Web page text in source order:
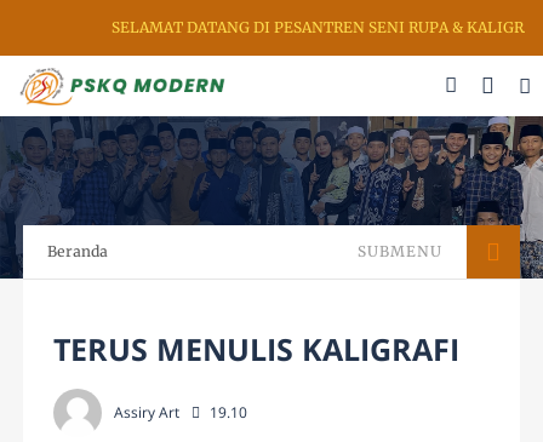
SELAMAT DATANG DI PESANTREN SENI RUPA &
Beranda SUBMENU
TERUS MENULIS KALIGRAFI
Assiry Art 19.10